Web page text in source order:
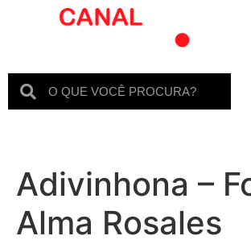
Adivinhona –
Alma Rosales